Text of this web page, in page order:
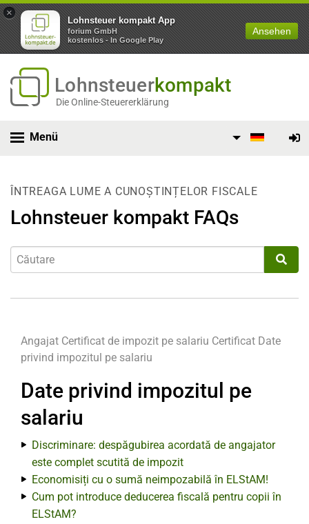
×
Lohnsteuer kompakt App
forium GmbH
kostenlos - In Google Play
Ansehen
Lohnsteuerkompakt
Die Online-Steuererklärung
Menü
ÎNTREAGA LUME A CUNOȘTINȚELOR FISCALE
Lohnsteuer kompakt FAQs
Angajat Certificat de impozit pe salariu Certificat Date
privind impozitul pe salariu
Date privind impozitul pe
salariu
Discriminare: despăgubirea acordată de angajator
este complet scutită de impozit
Economisiți cu o sumă neimpozabilă în ELStAM!
Cum pot introduce deducerea fiscală pentru copii în
ELStAM?